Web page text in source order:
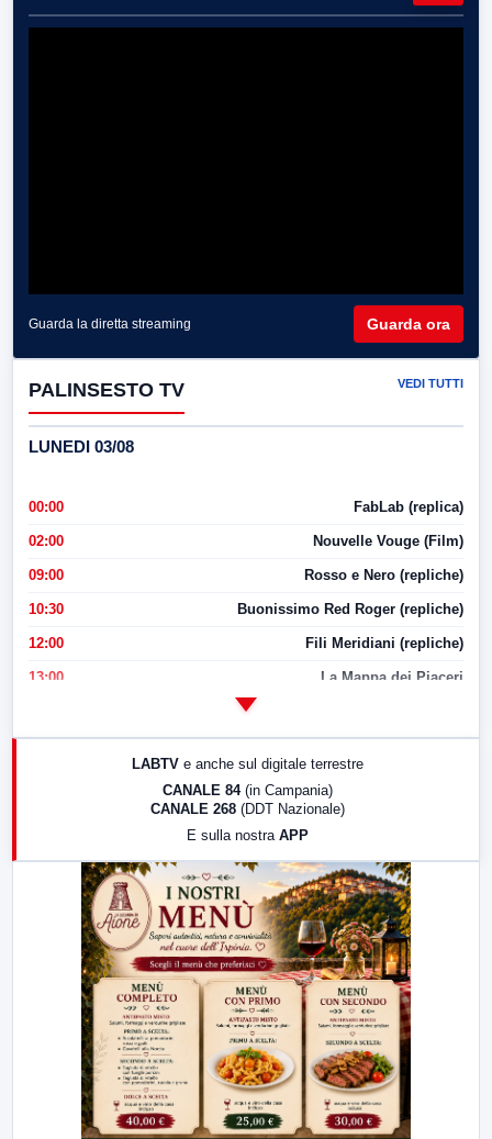
Guarda la diretta streaming Guarda ora
PALINSESTO TV VEDI TUTTI
LUNEDI 03/08
00:00 FabLab (replica)
02:00 Nouvelle Vouge (Film)
09:00 Rosso e Nero (repliche)
10:30 Buonissimo Red Roger (repliche)
12:00 Fili Meridiani (repliche)
13:00 La Mappa dei Piaceri
17:00 LabNews (replica)
LabNews (replica)
LABTV e anche sul digitale terrestre
CANALE 84 (in Campania)
CANALE 268 (DDT Nazionale)
E sulla nostra APP